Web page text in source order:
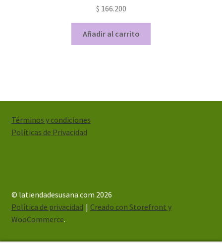
$ 166.200
Añadir al carrito
Términos y condiciones
Políticas de Privacidad
© latiendadesusana.com 2026
Política de privacidad
Creado con Storefront y
WooCommerce.